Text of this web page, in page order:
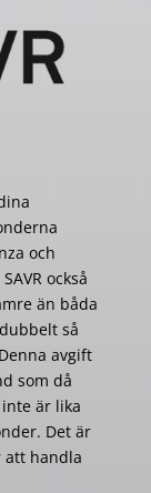
och
också
än båda
så
avgift
som då
är lika
Det är
att handla